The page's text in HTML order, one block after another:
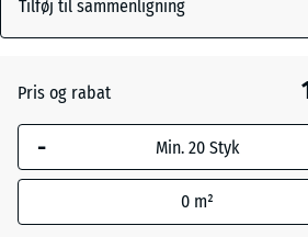
Antracit - 24,00 kr.
Græsgrøn - 14,00 kr.
Tilføj til sammenligning
Pris og rabat
-
0 m²